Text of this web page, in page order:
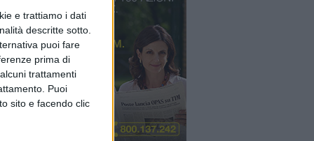
e trattiamo i dati
descritte sotto.
puoi fare
prima di
trattamenti
Puoi
sito e facendo clic